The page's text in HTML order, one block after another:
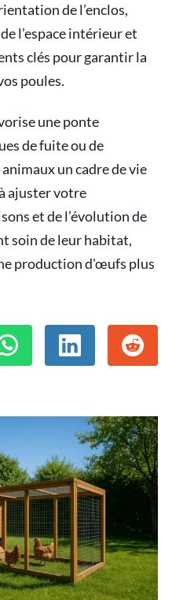
de l’enclos,
l’espace intérieur et
clés pour garantir la
poules.
une ponte
de fuite ou de
un cadre de vie
ajuster votre
et de l’évolution de
soin de leur habitat,
production d'œufs plus